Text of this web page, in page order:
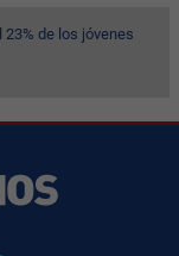
23% de los jóvenes